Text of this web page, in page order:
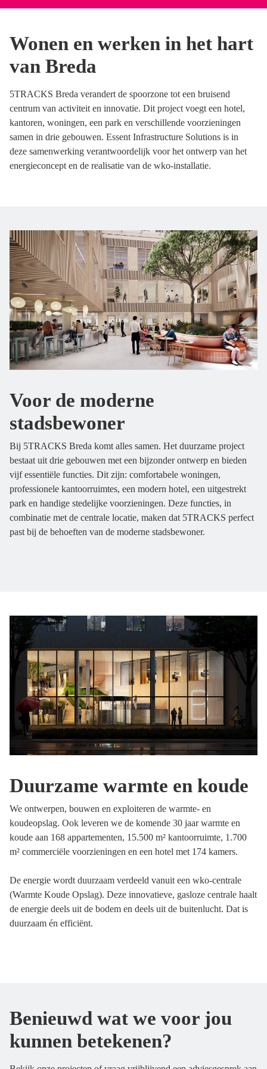
Wonen en werken in het hart
van Breda
5TRACKS Breda verandert de spoorzone tot een bruisend
centrum van activiteit en innovatie. Dit project voegt een hotel,
kantoren, woningen, een park en verschillende voorzieningen
samen in drie gebouwen. Essent Infrastructure Solutions is in
deze samenwerking verantwoordelijk voor het ontwerp van het
energieconcept en de realisatie van de wko-installatie.
Voor de moderne
stadsbewoner
Bij 5TRACKS Breda komt alles samen. Het duurzame project
bestaat uit drie gebouwen met een bijzonder ontwerp en bieden
vijf essentiële functies. Dit zijn: comfortabele woningen,
professionele kantoorruimtes, een modern hotel, een uitgestrekt
park en handige stedelijke voorzieningen. Deze functies, in
combinatie met de centrale locatie, maken dat 5TRACKS perfect
past bij de behoeften van de moderne stadsbewoner.
Duurzame warmte en koude
We ontwerpen, bouwen en exploiteren de warmte- en
koudeopslag. Ook leveren we de komende 30 jaar warmte en
koude aan 168 appartementen, 15.500 m² kantoorruimte, 1.700
m² commerciële voorzieningen en een hotel met 174 kamers.
De energie wordt duurzaam verdeeld vanuit een wko-centrale
(Warmte Koude Opslag). Deze innovatieve, gasloze centrale haalt
de energie deels uit de bodem en deels uit de buitenlucht. Dat is
duurzaam én efficiënt.
Benieuwd wat we voor jou
kunnen betekenen?